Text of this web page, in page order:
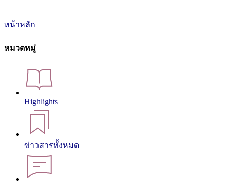
หน้าหลัก
หมวดหมู่
Highlights
ข่าวสารทั้งหมด